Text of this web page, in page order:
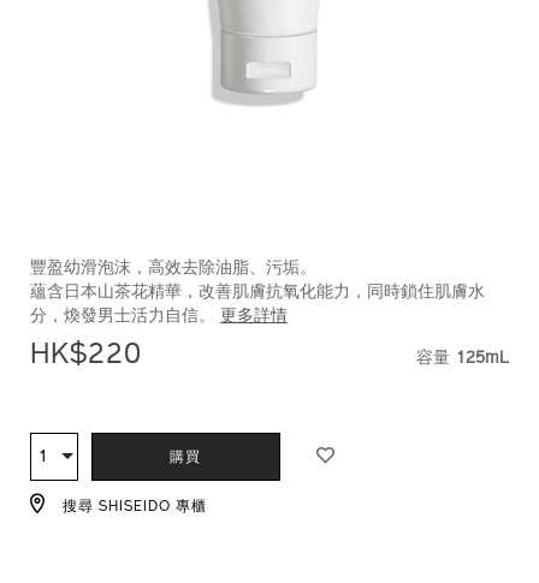
1011715230_hk.html
編
號：
1011715230_hk
豐盈幼滑泡沫，高效去除油脂、污垢。
蘊含日本山茶花精華，改善肌膚抗氧化能力，同時鎖住肌膚水
分，煥發男士活力自信。 更多詳情
HK$220 容量 125mL
TO
CART
OPTIONS
ACTIONS
數
量
1 購買
搜尋 SHISEIDO 專櫃